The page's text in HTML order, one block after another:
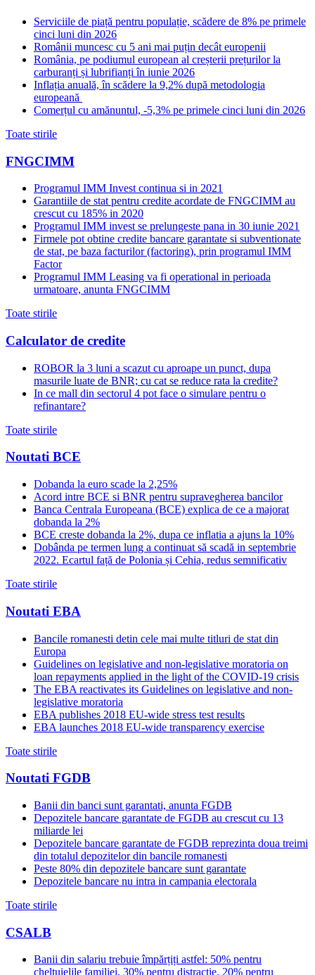
Serviciile de piață pentru populație, scădere de 8% pe primele
cinci luni din 2026
Românii muncesc cu 5 ani mai puțin decât europenii
România, pe podiumul european al creșterii prețurilor la
carburanți și lubrifianți în iunie 2026
Inflația anuală, în scădere la 9,2% după metodologia
europeană
Comerțul cu amănuntul, -5,3% pe primele cinci luni din 2026
Toate stirile
FNGCIMM
Programul IMM Invest continua si in 2021
Garantiile de stat pentru credite acordate de FNGCIMM au
crescut cu 185% in 2020
Programul IMM invest se prelungeste pana in 30 iunie 2021
Firmele pot obtine credite bancare garantate si subventionate
de stat, pe baza facturilor (factoring), prin programul IMM
Factor
Programul IMM Leasing va fi operational in perioada
urmatoare, anunta FNGCIMM
Toate stirile
Calculator de credite
ROBOR la 3 luni a scazut cu aproape un punct, dupa
masurile luate de BNR; cu cat se reduce rata la credite?
In ce mall din sectorul 4 pot face o simulare pentru o
refinantare?
Toate stirile
Noutati BCE
Dobanda la euro scade la 2,25%
Acord intre BCE si BNR pentru supravegherea bancilor
Banca Centrala Europeana (BCE) explica de ce a majorat
dobanda la 2%
BCE creste dobanda la 2%, dupa ce inflatia a ajuns la 10%
Dobânda pe termen lung a continuat să scadă in septembrie
2022. Ecartul față de Polonia și Cehia, redus semnificativ
Toate stirile
Noutati EBA
Bancile romanesti detin cele mai multe titluri de stat din
Europa
Guidelines on legislative and non-legislative moratoria on
loan repayments applied in the light of the COVID-19 crisis
The EBA reactivates its Guidelines on legislative and non-
legislative moratoria
EBA publishes 2018 EU-wide stress test results
EBA launches 2018 EU-wide transparency exercise
Toate stirile
Noutati FGDB
Banii din banci sunt garantati, anunta FGDB
Depozitele bancare garantate de FGDB au crescut cu 13
miliarde lei
Depozitele bancare garantate de FGDB reprezinta doua treimi
din totalul depozitelor din bancile romanesti
Peste 80% din depozitele bancare sunt garantate
Depozitele bancare nu intra in campania electorala
Toate stirile
CSALB
Banii din salariu trebuie împărțiți astfel: 50% pentru
cheltuielile familiei, 30% pentru distracție, 20% pentru